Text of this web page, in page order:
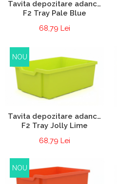
Tavita depozitare adanca
F2 Tray Pale Blue
68,79 Lei
NOU
Tavita depozitare adanca
F2 Tray Jolly Lime
68,79 Lei
NOU